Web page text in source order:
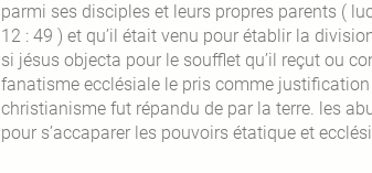
parmi ses disciples et leurs propres parents (
12 : 49 ) et qu’il était venu pour établir la
si jésus objecta pour le soufflet qu’il reçut ou
fanatisme ecclésiale le pris comme justification
christianisme fut répandu de par la terre. les
pour s’accaparer les pouvoirs étatique et